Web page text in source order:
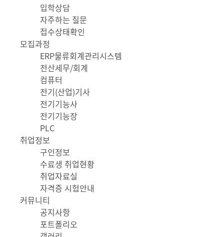
입학상담
자주하는 질문
접수상태확인
모집과정
ERP물류회계관리시스템
전산세무/회계
컴퓨터
전기(산업)기사
전기기능사
전기기능장
PLC
취업정보
구인정보
수료생 취업현황
취업자료실
자격증 시험안내
커뮤니티
공지사항
포트폴리오